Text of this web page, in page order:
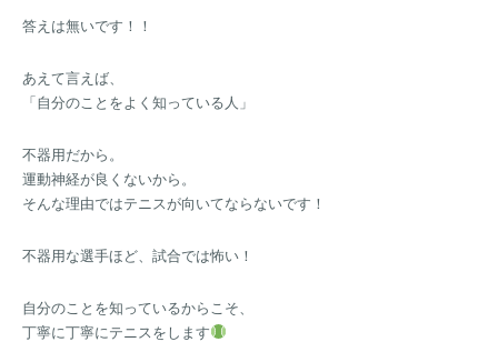
答えは無いです！！
あえて言えば、
「自分のことをよく知っている人」
不器用だから。
運動神経が良くないから。
そんな理由ではテニスが向いてならないです！
不器用な選手ほど、試合では怖い！
自分のことを知っているからこそ、
丁寧に丁寧にテニスをします